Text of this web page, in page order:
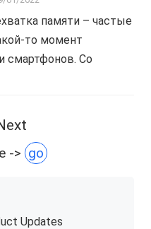
памяти – частые
то момент
смартфонов. Со
-> go
Updates